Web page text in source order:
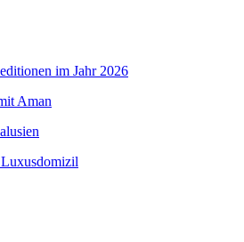
im Jahr 2026
Aman